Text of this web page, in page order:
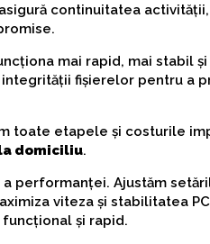
continuitatea
mai rapid, mai stabil
fișierelor pentru a
toate etapele și costurile
domiciliu.
performanței. Ajustăm
viteza și stabilitatea
și rapid.